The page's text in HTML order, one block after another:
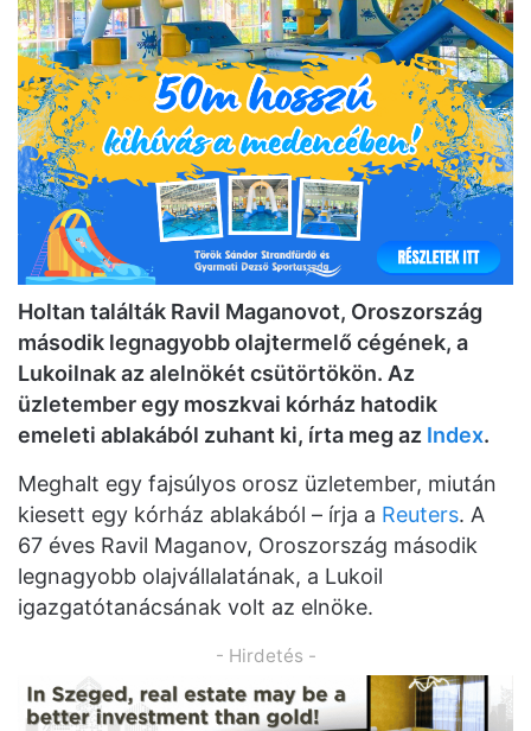
Holtan találták Ravil Maganovot, Oroszország
második legnagyobb olajtermelő cégének, a
Lukoilnak az alelnökét csütörtökön. Az
üzletember egy moszkvai kórház hatodik
emeleti ablakából zuhant ki, írta meg az Index.
Meghalt egy fajsúlyos orosz üzletember, miután
kiesett egy kórház ablakából – írja a Reuters. A
67 éves Ravil Maganov, Oroszország második
legnagyobb olajvállalatának, a Lukoil
igazgatótanácsának volt az elnöke.
- Hirdetés -